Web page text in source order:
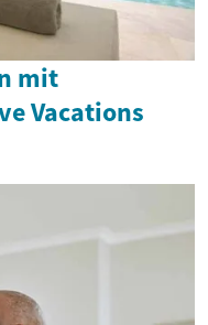
mit
Vacations